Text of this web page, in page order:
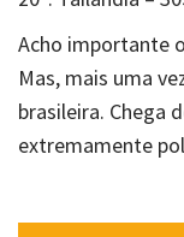
Acho importante
Mas, mais uma
brasileira. Chega
extremamente